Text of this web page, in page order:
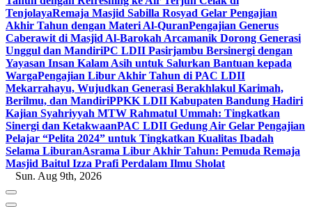
TenjolayaRemaja Masjid Sabilla Rosyad Gelar Pengajian
Akhir Tahun dengan Materi Al-QuranPengajian Generus
Caberawit di Masjid Al-Barokah Arcamanik Dorong Generasi
Unggul dan MandiriPC LDII Pasirjambu Bersinergi dengan
Yayasan Insan Kalam Asih untuk Salurkan Bantuan kepada
WargaPengajian Libur Akhir Tahun di PAC LDII
Mekarrahayu, Wujudkan Generasi Berakhlakul Karimah,
Berilmu, dan MandiriPPKK LDII Kabupaten Bandung Hadiri
Kajian Syahriyyah MTW Rahmatul Ummah: Tingkatkan
Sinergi dan KetakwaanPAC LDII Gedung Air Gelar Pengajian
Pelajar “Pelita 2024” untuk Tingkatkan Kualitas Ibadah
Selama LiburanAsrama Libur Akhir Tahun: Pemuda Remaja
Masjid Baitul Izza Prafi Perdalam Ilmu Sholat
Sun. Aug 9th, 2026